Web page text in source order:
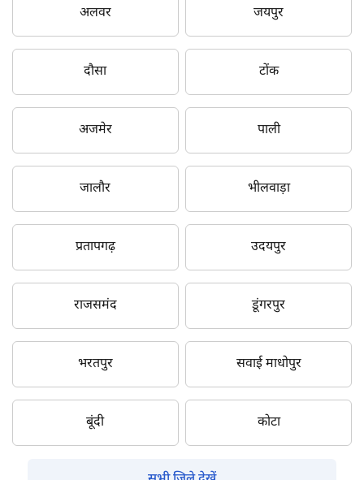
अलवर जयपुर
दौसा टोंक
अजमेर पाली
जालौर भीलवाड़ा
प्रतापगढ़ उदयपुर
राजसमंद डूंगरपुर
भरतपुर सवाई माधोपुर
बूंदी कोटा